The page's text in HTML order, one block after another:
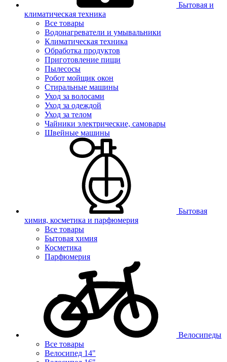
Бытовая и
климатическая техника
Все товары
Водонагреватели и умывальники
Климатическая техника
Обработка продуктов
Приготовление пищи
Пылесосы
Робот мойщик окон
Стиральные машины
Уход за волосами
Уход за одеждой
Уход за телом
Чайники электрические, самовары
Швейные машины
Бытовая
химия, косметика и парфюмерия
Все товары
Бытовая химия
Косметика
Парфюмерия
Велосипеды
Все товары
Велосипед 14"